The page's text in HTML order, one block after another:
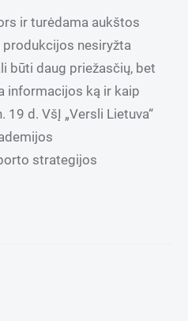
ir turėdama aukštos
produkcijos nesiryžta
būti daug priežasčių, bet
informacijos ką ir kaip
19 d. VšĮ „Versli Lietuva“
strategijos